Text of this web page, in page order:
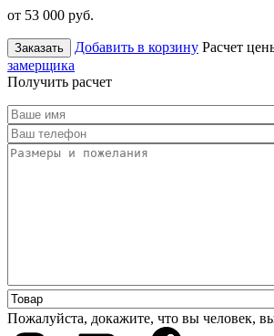
от 53 000 руб.
Заказать Добавить в корзину Расчет
замерщика
Получить расчет
Пожалуйста, докажите, что вы человек,